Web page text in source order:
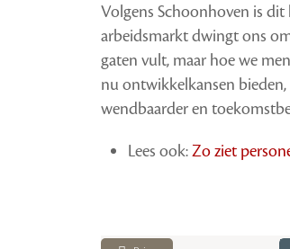
Volgens Schoonhoven is
arbeidsmarkt dwingt ons
gaten vult, maar hoe we
nu ontwikkelkansen
wendbaarder en
Lees ook:Zo ziet